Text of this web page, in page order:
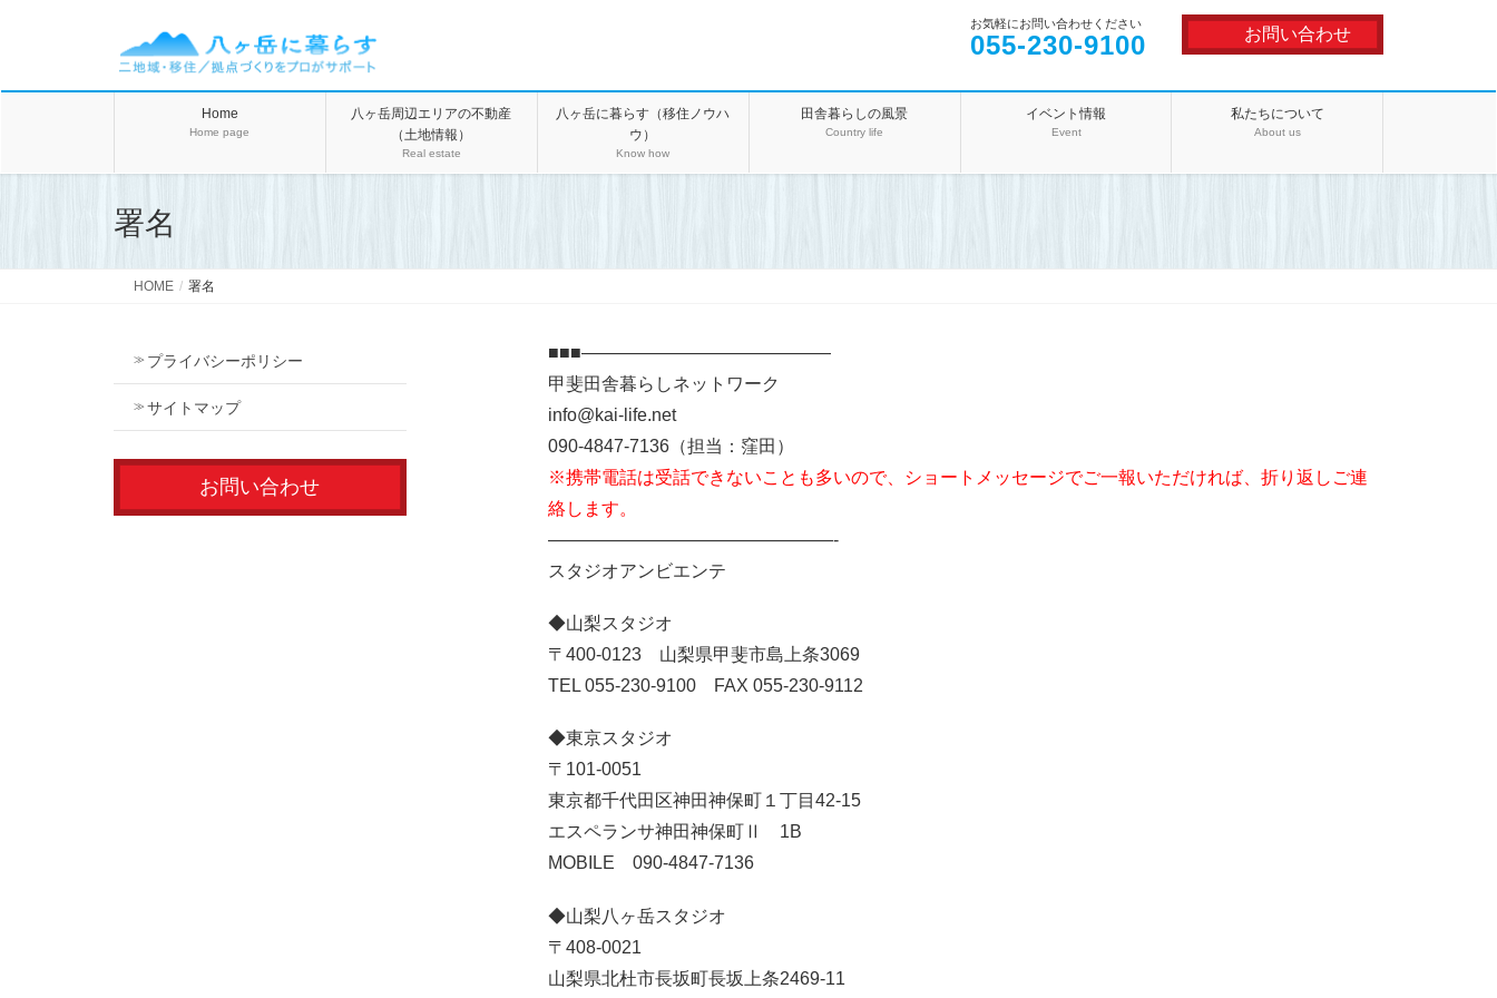
お気軽にお問い合わせください
055-230-9100 お問い合わせ
Home
Home page
八ヶ岳周辺エリアの不動産
（土地情報）
Real estate
八ヶ岳に暮らす（移住ノウハ
ウ）
Know how
田舎暮らしの風景
Country life
イベント情報
Event
私たちについて
About us
署名
HOME 署名
■■■——————————————
甲斐田舎暮らしネットワーク
info@kai-life.net
090-4847-7136（担当：窪田）
※携帯電話は受話できないことも多いので、ショートメッセージでご一報いただければ、折り返しご連
絡します。
————————————————-
スタジオアンビエンテ
◆山梨スタジオ
〒400-0123 山梨県甲斐市島上条3069
TEL 055-230-9100 FAX 055-230-9112
◆東京スタジオ
〒101-0051
東京都千代田区神田神保町１丁目42-15
エスペランサ神田神保町Ⅱ 1B
MOBILE 090-4847-7136
◆山梨八ヶ岳スタジオ
〒408-0021
山梨県北杜市長坂町長坂上条2469-11
プライバシーポリシー
サイトマップ
お問い合わせ